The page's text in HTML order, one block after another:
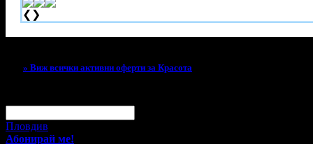
❮ ❯
» Виж всички активни оферти за Красота
Пловдив
Абонирай ме!